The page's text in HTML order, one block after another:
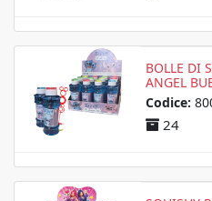
BOLLE DI
ANGEL
Codice:
24